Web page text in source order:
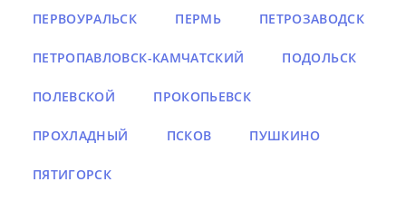
ПЕРВОУРАЛЬСК ПЕРМЬ ПЕТРОЗАВОДСК
ПЕТРОПАВЛОВСК-КАМЧАТСКИЙ ПОДОЛЬСК
ПОЛЕВСКОЙ ПРОКОПЬЕВСК
ПРОХЛАДНЫЙ ПСКОВ ПУШКИНО
ПЯТИГОРСК